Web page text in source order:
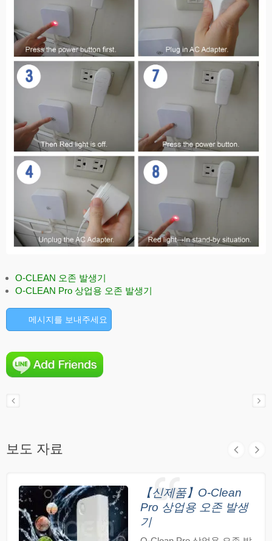
O-CLEAN 오존 발생기
O-CLEAN Pro 상업용 오존 발생기
메시지를 보내주세요
보도 자료
【신제품】O-Clean
Pro 상업용 오존 발생
기